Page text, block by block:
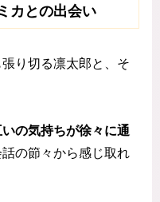
カとの出会い
り切る凛太郎と、そ
いの気持ちが徐々に通
の節々から感じ取れ